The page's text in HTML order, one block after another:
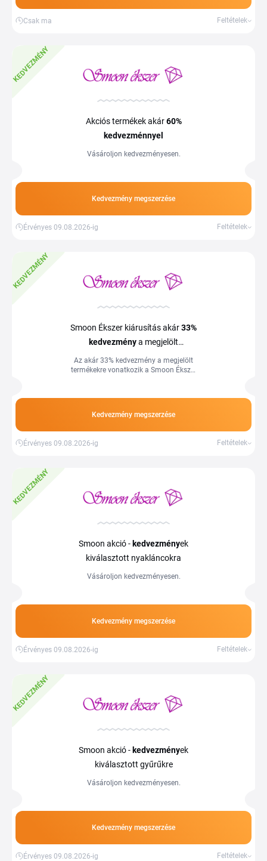
Csak ma Feltételek
KEDVEZMÉNY
Akciós termékek akár60%
kedvezménnyel
Vásároljon kedvezményesen.
Kedvezmény megszerzése
Érvényes 09.08.2026-ig Feltételek
KEDVEZMÉNY
Smoon Ékszer kiárusítás akár33%
kedvezménya megjelölt
termékekre
Az akár 33% kedvezmény a megjelölt
termékekre vonatkozik a Smoon Ékszer
Kedvezmény megszerzése
Érvényes 09.08.2026-ig Feltételek
KEDVEZMÉNY
Smoon akció - kedvezmények
kiválasztott nyakláncokra
Vásároljon kedvezményesen.
Kedvezmény megszerzése
Érvényes 09.08.2026-ig Feltételek
KEDVEZMÉNY
Smoon akció - kedvezmények
kiválasztott gyűrűkre
Vásároljon kedvezményesen.
Kedvezmény megszerzése
Érvényes 09.08.2026-ig Feltételek